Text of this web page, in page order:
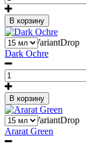
В корзину
1Liquid::VariantDrop
Dark Ochre
В корзину
1Liquid::VariantDrop
Ararat Green